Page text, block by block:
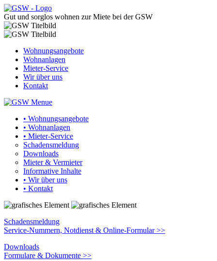
Gut und sorglos wohnen zur Miete bei der GSW
Wohnungsangebote
Wohnanlagen
Mieter-Service
Wir über uns
Kontakt
• Wohnungsangebote
• Wohnanlagen
• Mieter-Service
Schadensmeldung
Downloads
Mieter & Vermieter
Informative Inhalte
• Wir über uns
• Kontakt
Schadensmeldung
Service-Nummern, Notdienst & Online-Formular>>
Downloads
Formulare & Dokumente >>